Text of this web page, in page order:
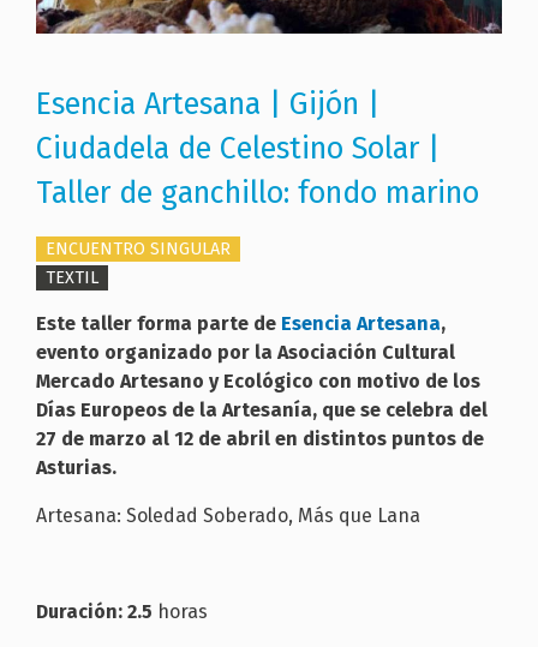
Esencia Artesana | Gijón |
Ciudadela de Celestino Solar |
Taller de ganchillo: fondo marino
ENCUENTRO SINGULAR
TEXTIL
Este taller forma parte de Esencia Artesana,
evento organizado por la Asociación Cultural
Mercado Artesano y Ecológico con motivo de los
Días Europeos de la Artesanía, que se celebra del
27 de marzo al 12 de abril en distintos puntos de
Asturias.
Artesana: Soledad Soberado, Más que Lana
Duración: 2.5 horas